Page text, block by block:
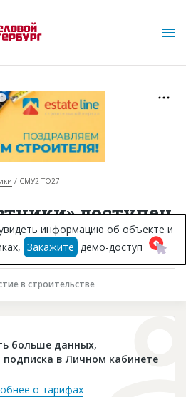
СМУ2 ТО27
доступен
в строительстве
больше данных,
в Личном кабинете
о тарифах
информацию об объекте и
Закажите демо-доступ